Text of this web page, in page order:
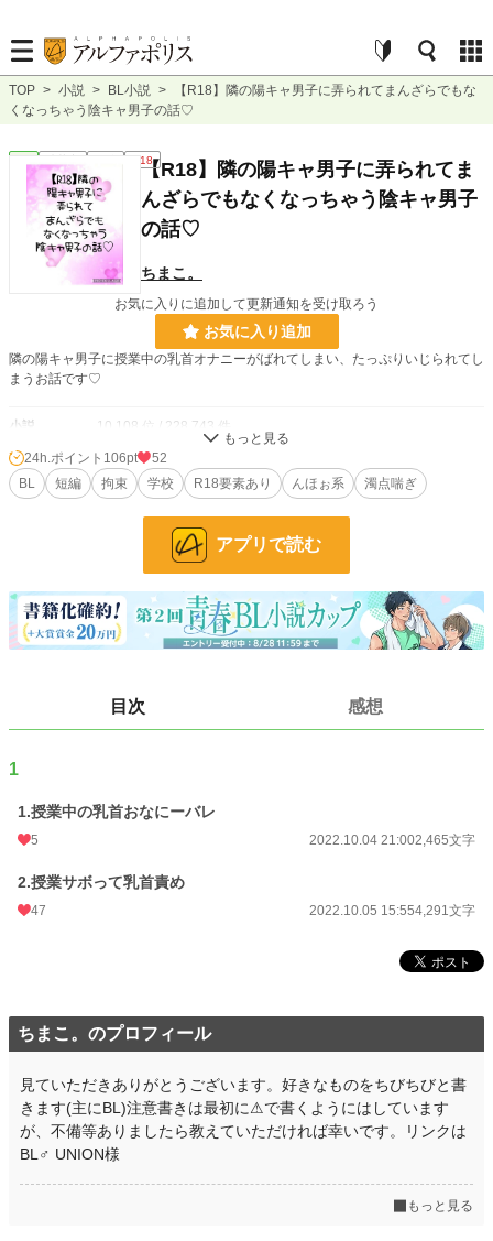
TOP > 小説 > BL小説 >
【R18】隣の陽キャ男子に弄られてまんざらでもな
くなっちゃう陰キャ男子の話♡
R18
【R18】隣の陽キャ男子に弄られてま
んざらでもなくなっちゃう陰キャ男子
の話♡
ちまこ。
お気に入りに追加して更新通知を受け取ろう
お気に入り追加
隣の陽キャ男子に授業中の乳首オナニーがばれてしまい、たっぷりいじられてし
まうお話です♡
小説 10,108 位 / 228,743 件
BL 2,145 位 / 31,413 件
お気に入り 68
更新日時 2022.10.05 15:55
472 pt (15,113 位)
月間ポイント 2,251 pt (14,789 位)
年間ポイント
累計ポイント 136,034 pt (25,369 位)
24h.ポイント 106pt
52
BL
短編 拘束 学校 R18要素あり んほぉ系 濁点喘ぎ
アプリで読む
目次 感想
1
1.授業中の乳首おなにーバレ
5 2022.10.04 21:002,465文字
2.授業サボって乳首責め
47 2022.10.05 15:554,291文字
ちまこ。のプロフィール
見ていただきありがとうございます。好きなものをちびちびと書
きます(主にBL)注意書きは最初に⚠︎で書くようにはしています
が、不備等ありましたら教えていただければ幸いです。リンクは
BL♂ UNION様
もっと見る